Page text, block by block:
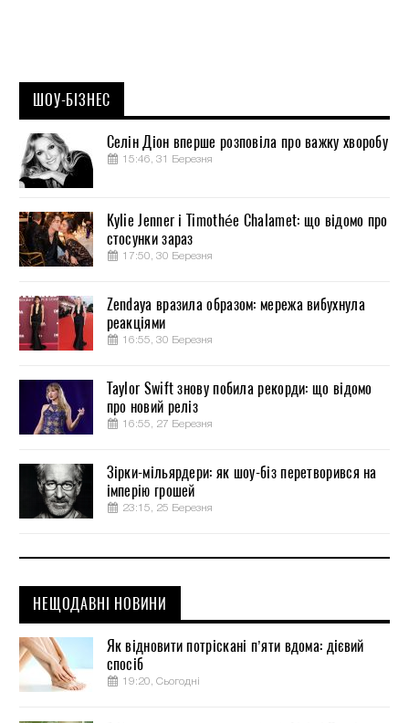
ШОУ-БІЗНЕС
Селін Діон вперше розповіла про важку хворобу
15:46, 31 Березня
Kylie Jenner і Timothée Chalamet: що відомо про
стосунки зараз
17:50, 30 Березня
Zendaya вразила образом: мережа вибухнула
реакціями
16:55, 30 Березня
Taylor Swift знову побила рекорди: що відомо
про новий реліз
16:55, 27 Березня
Зірки-мільярдери: як шоу-біз перетворився на
імперію грошей
23:15, 25 Березня
НЕЩОДАВНІ НОВИНИ
Як відновити потріскані п’яти вдома: дієвий
спосіб
19:20, Сьогодні